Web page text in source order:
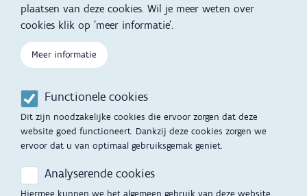
plaatsen van deze cookies. Wil je meer weten over
cookies klik op 'meer informatie'.
Meer informatie
Functionele cookies
Dit zijn noodzakelijke cookies die ervoor zorgen dat deze
website goed functioneert. Dankzij deze cookies zorgen we
ervoor dat u van optimaal gebruiksgemak geniet.
Analyserende cookies
Hiermee kunnen we het algemeen gebruik van deze website
Voet
Kind en Gezin diensten
Aanbod tijdens de
zwangerschap
Opvoedingsondersteuning
Adoptie
Kinderopvang
Vertalingen
Mijn Opgroeien